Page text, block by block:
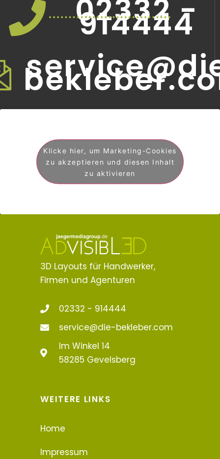
02332 -
914444
Klicke hier, um Marketing-Cookies
zu akzeptieren und diesen Inhalt
zu aktivieren
3D Layouts für Handwerker,
Firmen und Agenturen
02332 - 914444
service@die-bekleber.com
Im Winkel 14
58285 Gevelsberg
WEITERE LINKS
Home
Impressum